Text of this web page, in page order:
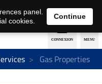
EN DE
Gas Properties
panel.
cookies.
Continue